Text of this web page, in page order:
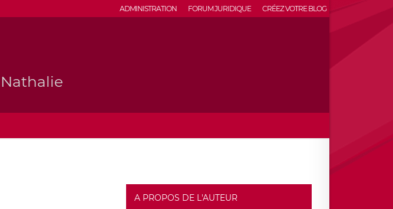
ADMINISTRATION FORUM JURIDIQUE CRÉEZ VOTRE BLOG
A PROPOS DE L'AUTEUR